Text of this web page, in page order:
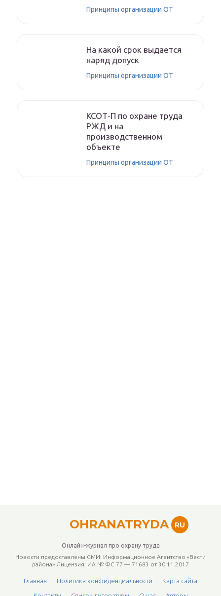
Принципы организации ОТ
На какой срок выдается
наряд допуск
Принципы организации ОТ
КСОТ-П по охране труда
РЖД и на
производственном
объекте
Принципы организации ОТ
OHRANATRYDA RU
Онлайн-журнал про охрану труда
Новости предоставлены СМИ: Информационное Агентство «Вести
района» Лицензия: ИА № ФС 77 — 71683 от 30.11.2017
Главная Политика конфиденциальности Карта сайта